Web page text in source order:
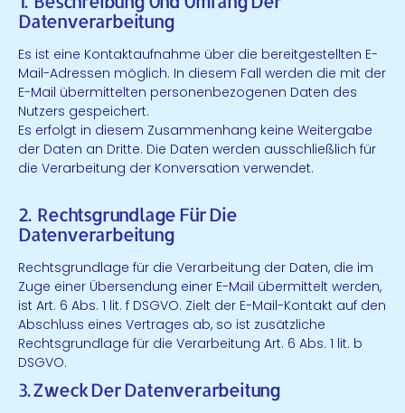
Datenverarbeitung
Es ist eine Kontaktaufnahme über die bereitgestellten E-
Mail-Adressen möglich. In diesem Fall werden die mit der
E-Mail übermittelten personenbezogenen Daten des
Nutzers gespeichert.
Es erfolgt in diesem Zusammenhang keine Weitergabe
der Daten an Dritte. Die Daten werden ausschließlich für
die Verarbeitung der Konversation verwendet.
2. Rechtsgrundlage Für Die
Datenverarbeitung
Rechtsgrundlage für die Verarbeitung der Daten, die im
Zuge einer Übersendung einer E-Mail übermittelt werden,
ist Art. 6 Abs. 1 lit. f DSGVO. Zielt der E-Mail-Kontakt auf den
Abschluss eines Vertrages ab, so ist zusätzliche
Rechtsgrundlage für die Verarbeitung Art. 6 Abs. 1 lit. b
DSGVO.
3. Zweck Der Datenverarbeitung